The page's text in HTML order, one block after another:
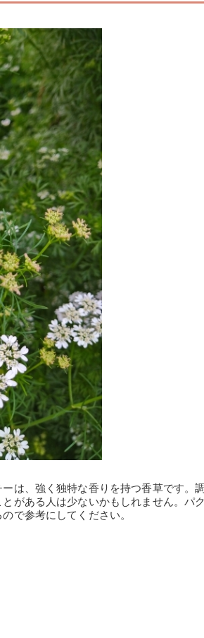
は、強く独特な香りを持つ香草です。
がある人は少ないかもしれません。パ
で参考にしてください。